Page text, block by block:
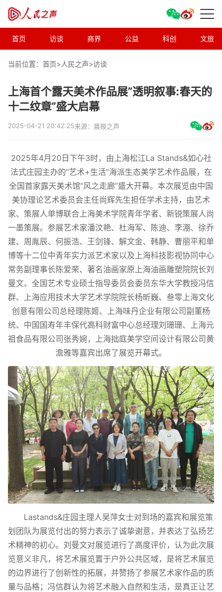
首页 访谈 商界 公益 科创 文旅
当前位置：首页>人民之声>访谈
上海首个露天美术作品展”透明叙事:春天的
十二纹章”盛大启幕
2025-04-21 20:42:25来源：晨报之声
2025年4月20日下午3时，由上海松江La Stands&如心社
法式庄园主办的“艺术+生活”海派生态美学艺术作品展，在
全国首家露天美术馆“风之走廊”盛大开幕。本次展览由中国
美协理论艺术委员会主任尚辉先生担任学术主持，由艺术
家、策展人单博联合上海美术学院青年学者、新锐策展人尚
一墨策展。参展艺术家潘汶艳、杜海军、陈迪、李淜、徐乔
建、周胤辰、何振浩、王剑锋、解文金、韩静、曹丽平和单
博等十二位中青年实力派艺术家以及上海科技影视协同中心
常务副理事长陈爱荣、著名油画家原上海油画雕塑院院长刘
曼文、全国艺术专业硕士指导委员会委员东华大学教授冯信
群、上海应用技术大学艺术学院院长杨昕巍、叁零上海文化
创意有限公司总经理陈姬、上海味丹企业有限公司副董杨
统、中国国寿年丰保代高科财富中心总经理刘珊珊、上海元
祖食品有限公司张秀婉，上海拙庭美学空间设计有限公司黄
澹雅等嘉宾出席了展览开幕式。
Lastands&庄园主理人吴萍女士对到场的嘉宾和展览策
划团队为展览付出的努力表示了诚挚谢意，并表达了弘扬艺
术精神的初心。刘曼文对展览进行了高度评价，认为此次展
览意义非凡，将艺术展览置于户外公共区域，是将艺术展览
的边界进行了创新性的拓展，并赞扬了参展艺术家作品的质
量与品格；冯信群认为将艺术融入自然和生活，是真正让艺